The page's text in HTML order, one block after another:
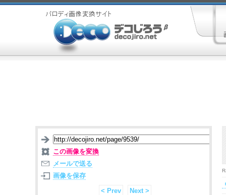
この画像を変換
メールで送る
画像を保存
< Prev
Next >